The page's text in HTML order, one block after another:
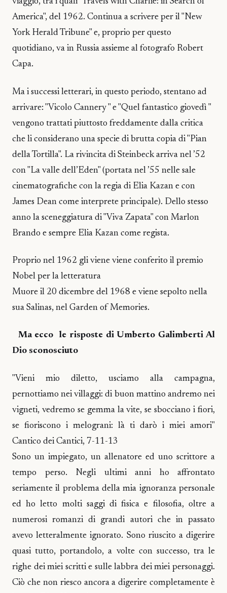
America", del 1962. Continua a scrivere per il "New
York Herald Tribune" e, proprio per questo
quotidiano, va in Russia assieme al fotografo Robert
Capa.
Ma i successi letterari, in questo periodo, stentano ad
arrivare: "Vicolo Cannery " e "Quel fantastico giovedì "
vengono trattati piuttosto freddamente dalla critica
che li considerano una specie di brutta copia di "Pian
della Tortilla". La rivincita di Steinbeck arriva nel ’52
con "La valle dell’Eden" (portata nel ’55 nelle sale
cinematografiche con la regia di Elia Kazan e con
James Dean come interprete principale). Dello stesso
anno la sceneggiatura di "Viva Zapata" con Marlon
Brando e sempre Elia Kazan come regista.
Proprio nel 1962 gli viene viene conferito il premio
Nobel per la letteratura
Muore il 20 dicembre del 1968 e viene sepolto nella
sua Salinas, nel Garden of Memories.
Ma ecco le risposte di Umberto Galimberti Al
Dio sconosciuto
"Vieni mio diletto, usciamo alla campagna,
pernottiamo nei villaggi: di buon mattino andremo nei
vigneti, vedremo se gemma la vite, se sbocciano i fiori,
se fioriscono i melograni: là ti darò i miei amori"
Cantico dei Cantici, 7-11-13
Sono un impiegato, un allenatore ed uno scrittore a
tempo perso. Negli ultimi anni ho affrontato
seriamente il problema della mia ignoranza personale
ed ho letto molti saggi di fisica e filosofia, oltre a
numerosi romanzi di grandi autori che in passato
avevo letteralmente ignorato. Sono riuscito a digerire
quasi tutto, portandolo, a volte con successo, tra le
righe dei miei scritti e sulle labbra dei miei personaggi.
Ciò che non riesco ancora a digerire completamente è